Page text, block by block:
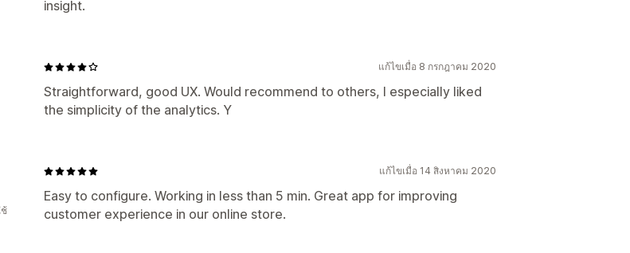
insight.
แก้ไขเมื่อ 8 กรกฎาคม 2020
Straightforward, good UX. Would recommend to others, I especially liked
the simplicity of the analytics. Y
แก้ไขเมื่อ 14 สิงหาคม 2020
Easy to configure. Working in less than 5 min. Great app for improving
customer experience in our online store.